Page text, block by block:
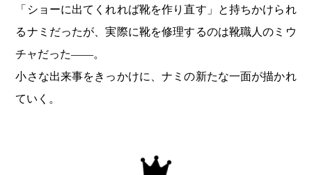
「ショーに出てくれれば靴を作り直す」と持ちかけられ
るナミだったが、実際に靴を修理するのは靴職人のミウ
チャだった――。
小さな出来事をきっかけに、ナミの新たな一面が描かれ
ていく。